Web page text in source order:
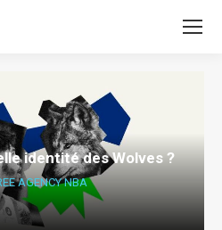
identité des Wolves ?
AGENCY NBA